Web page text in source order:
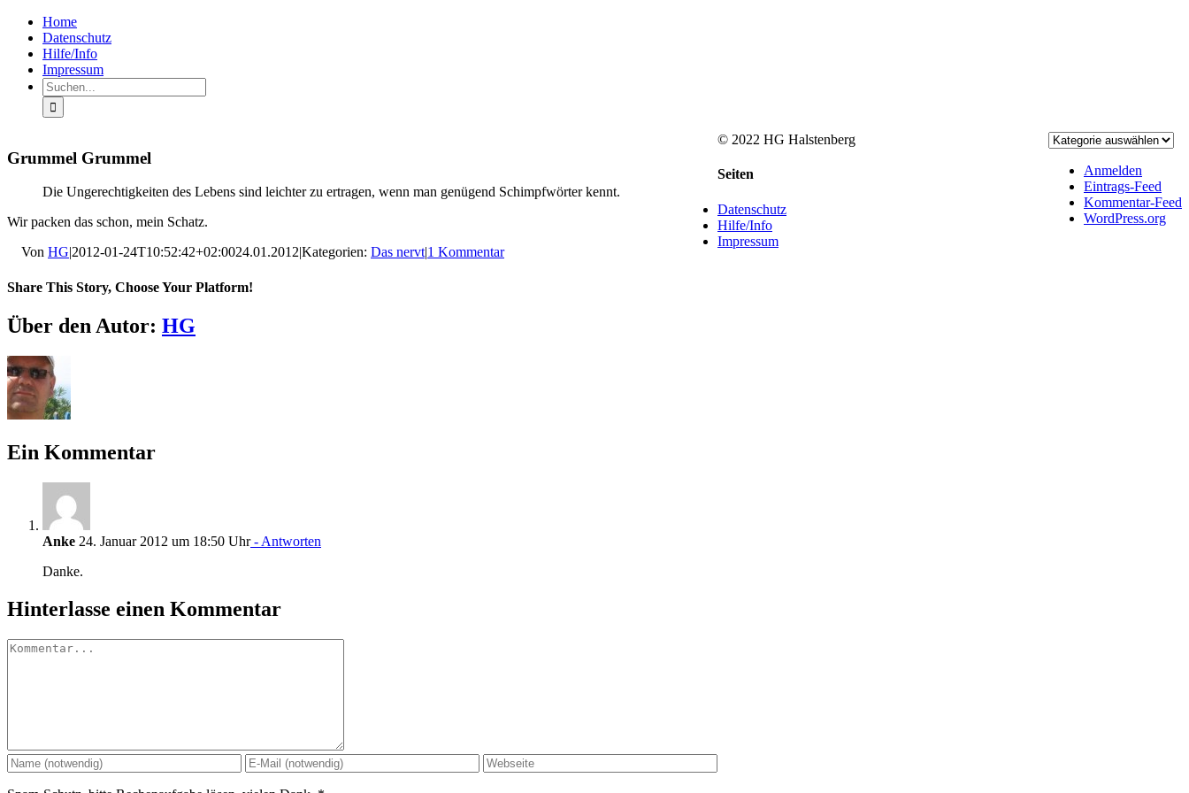
Zum
Inhalt
springen
FacebookHome
Datenschutz
Hilfe/Info
Impressum
Suche
nach:
Grummel Grummel
Die Ungerechtigkeiten des Lebens sind leichter zu ertragen, wenn man genügend Schimpfwörter kennt.
Wir packen das schon, mein Schatz.
Von HG|2012-01-24T10:52:42+02:0024.01.2012|Kategorien: Das nervt|1 Kommentar
Share This Story, Choose Your Platform!
Facebook
X
LinkedIn
Pinterest
E-
Mail
Über den Autor: HG
Ein Kommentar
Anke 24. Januar 2012 um 18:50 Uhr- Antworten
Danke.
Hinterlasse einen Kommentar
Kommentar
Anmelden
Eintrags-Feed
Kommentar-Feed
WordPress.org
© 2022 HG Halstenberg
Toggle
Bar
Area
Seiten
Datenschutz
Hilfe/Info
Impressum